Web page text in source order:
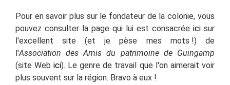
Pour en savoir plus sur le fondateur de la colonie, vous
pouvez consulter la page qui lui est consacrée icisur
l'excellent site (et je pèse mes mots !) de
l'Associationdes Amis du patrimoine de Guingamp
(site Webici). Le genre de travail que l'on aimerait voir
plus souvent sur la région. Bravo à eux !